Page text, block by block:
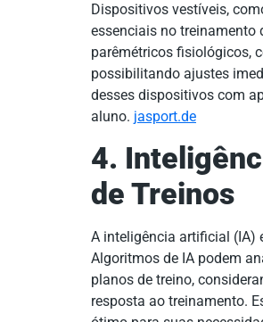
Dispositivos vestíveis,
essenciais no treinamento
parêmétricos fisiológicos,
possibilitando ajustes
desses dispositivos com
aluno. jasport.de
4.
de Treinos
A inteligência artificial (IA)
Algoritmos de IA podem
planos de treino,
resposta ao treinamento.